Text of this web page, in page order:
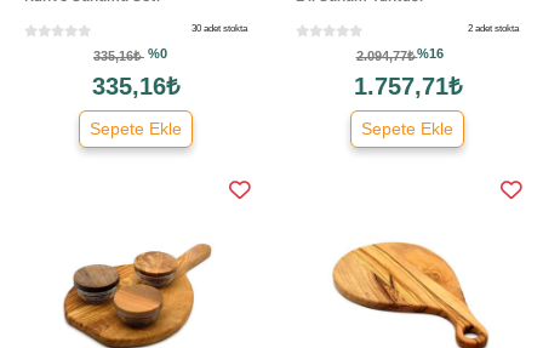
30 adet stokta
335,16₺ %0
335,16₺
Sepete Ekle
2 adet stokta
2.094,77₺%16
1.757,71₺
Sepete Ekle